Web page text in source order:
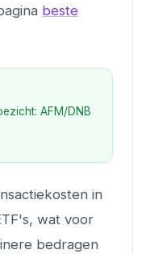
beste
AFM/DNB
in
wat voor
bedragen